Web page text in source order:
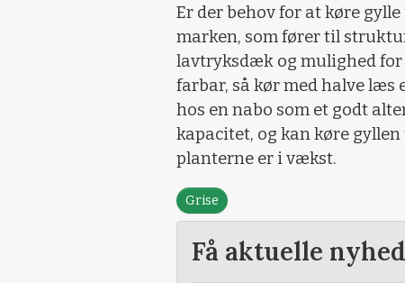
Er der behov for at køre
marken, som fører til
lavtryksdæk og mulighed
farbar, så kør med halve læs
hos en nabo som et godt
kapacitet, og kan køre
planterne er i vækst.
Grise
Få aktuelle